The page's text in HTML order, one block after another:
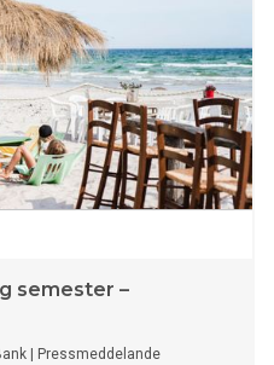
semester –
Pressmeddelande